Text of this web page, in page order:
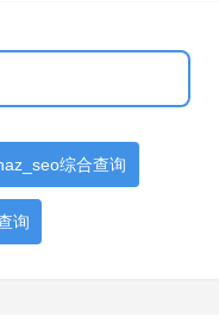
综合查询
询